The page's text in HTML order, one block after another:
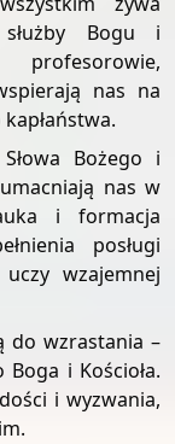
Bogu i
nas na
Bożego i
nas w
i formacja
posługi
wzajemnej
do wzrastania –
i Kościoła.
i wyzwania,